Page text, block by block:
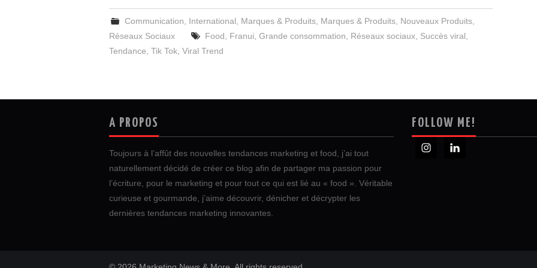
Communication International Marques & Produits Marques & Produits Nouveaux Produits
Réseaux Sociaux
Food Franui ,Grande consommation Réseaux sociaux Succès viral
Tendance Tik Tok Viral Trend
A PROPOS
Toujours à l’affût des nouvelles tendances marketing et food, j’ai tout
naturellement décidé de créer ce blog afin de partager ma passion pour
l’écriture, pour le marketing et pour tout ce qui est lié au « food ». Véritable
curieuse et gourmande, j’aime découvrir, dénicher et décrypter les
dernières tendances marketing innovantes.
FOLLOW ME!